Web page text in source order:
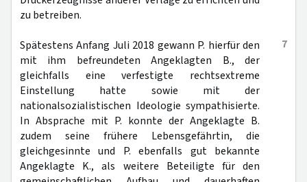
zu betreiben.
7
Spätestens Anfang Juli 2018 gewann P. hierfür den
mit ihm befreundeten Angeklagten B., der
gleichfalls eine verfestigte rechtsextreme
Einstellung hatte sowie mit der
nationalsozialistischen Ideologie sympathisierte.
In Absprache mit P. konnte der Angeklagte B.
zudem seine frühere Lebensgefährtin, die
gleichgesinnte und P. ebenfalls gut bekannte
Angeklagte K., als weitere Beteiligte für den